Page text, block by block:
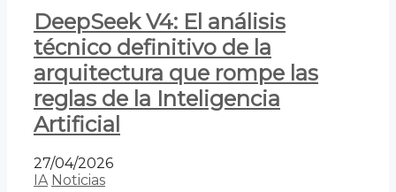
DeepSeek V4: El análisis
técnico definitivo de la
arquitectura que rompe las
reglas de la Inteligencia
Artificial
27/04/2026
IA Noticias